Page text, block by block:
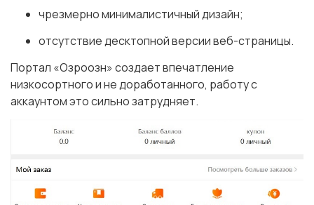
чрезмерно минималистичный дизайн;
отсутствие десктопной версии веб-страницы.
Портал «Озроозн» создает впечатление
низкосортного и не доработанного, работу с
аккаунтом это сильно затрудняет.